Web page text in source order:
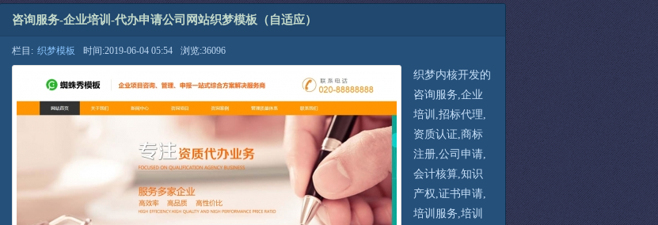
咨询服务-企业培训-代办申请公司网站织梦模板（自适应）
栏目: 织梦模板 时间:2019-06-04 05:54 浏览:36096
织梦内核开发的
咨询服务,企业
培训,招标代理,
资质认证,商标
注册,公司申请,
会计核算,知识
产权,证书申请,
培训服务,培训